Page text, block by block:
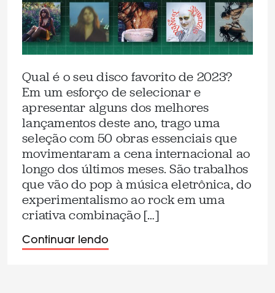
Qual é o seu disco favorito de 2023?
Em um esforço de selecionar e
apresentar alguns dos melhores
lançamentos deste ano, trago uma
seleção com 50 obras essenciais que
movimentaram a cena internacional ao
longo dos últimos meses. São trabalhos
que vão do pop à música eletrônica, do
experimentalismo ao rock em uma
criativa combinação […]
Continuar lendo